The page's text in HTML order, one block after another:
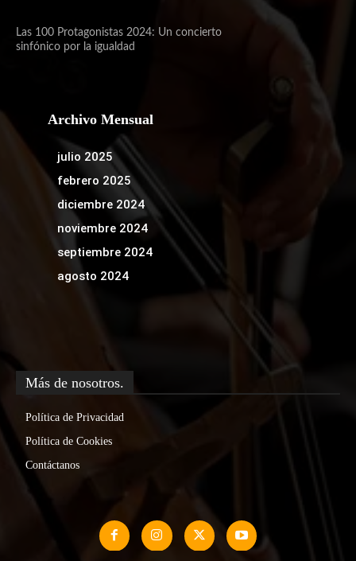
Las 100 Protagonistas 2024: Un concierto
sinfónico por la igualdad
Archivo Mensual
julio 2025
febrero 2025
diciembre 2024
noviembre 2024
septiembre 2024
agosto 2024
Más de nosotros.
Política de Privacidad
Política de Cookies
Contáctanos